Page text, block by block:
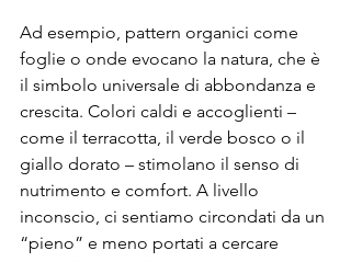
Ad esempio, pattern organici come
foglie o onde evocano la natura, che è
il simbolo universale di abbondanza e
crescita. Colori caldi e accoglienti –
come il terracotta, il verde bosco o il
giallo dorato – stimolano il senso di
nutrimento e comfort. A livello
inconscio, ci sentiamo circondati da un
“pieno” e meno portati a cercare